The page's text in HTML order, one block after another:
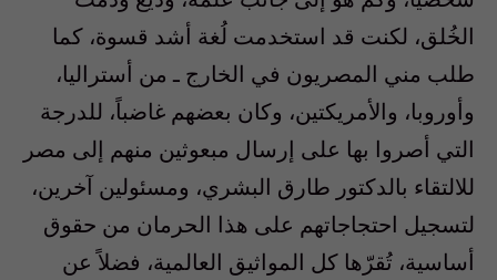
الخُلق، لكنت قد استخدمت لُغة أشد قسوة، كما
طلب مني المصريون في الخارج ـ من أستراليا،
وأوروبا، والأمريكتين، وكان بعضهم غاضباً، للدرجة
التي أصروا بها على إرسال مبعوثين منهم إلى مصر
للالتقاء بالدكتور طارق البشري، ومسئولين آخرين،
لتسجيل احتجاجاتهم على هذا الحرمان من حقوق
أساسية، تُقرّها كل المواثيق العالمية، فضلاً عن